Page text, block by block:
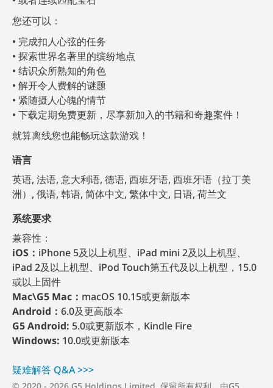
您还可以：
完成扣人心弦的任务
探索世界名著里的缤纷地点
结识众所熟知的角色
解开令人费解的谜题
紧随摄人心魄的情节
下载定期免费更新，尽享新加入的书籍和奇趣案件！
就算离线您也能畅玩这款游戏！
语言
英语, 法语, 意大利语, 德语, 西班牙语, 西班牙语（拉丁美
洲）, 俄语, 韩语, 简体中文, 繁体中文, 日语, 荷兰文
系统要求
兼容性：
iOS： iPhone 5及以上机型、iPad mini 2及以上机型、
iPad 2及以上机型、iPod Touch第五代及以上机型，15.0
或以上固件
Mac\G5 Mac： macOS 10.15或更新版本
Android： 6.0及更高版本
G5 Android: 5.0或更新版本，Kindle Fire
Windows: 10.0或更新版本
疑难解答 Q⁠&⁠A >⁠>⁠>